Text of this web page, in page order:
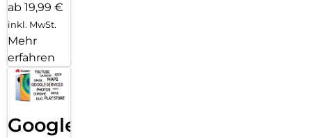
ab 19,99 €
inkl. MwSt.
Mehr
erfahren
Google